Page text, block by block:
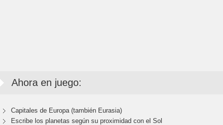
Ahora en juego:
Capitales de Europa (también Eurasia)
Escribe los planetas según su proximidad con el Sol